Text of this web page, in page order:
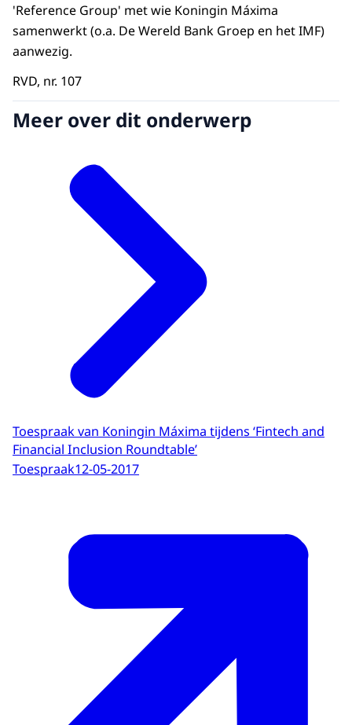
'Reference Group' met wie Koningin Máxima
samenwerkt (o.a. De Wereld Bank Groep en het IMF)
aanwezig.
RVD, nr. 107
Meer over dit onderwerp
Toespraak van Koningin Máxima tijdens ‘Fintech and
Financial Inclusion Roundtable’
Toespraak12-05-2017